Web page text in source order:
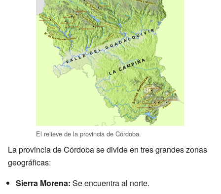
El relieve de la provincia de Córdoba.
La provincia de Córdoba se divide en tres grandes zonas
geográficas:
Sierra Morena: Se encuentra al norte.